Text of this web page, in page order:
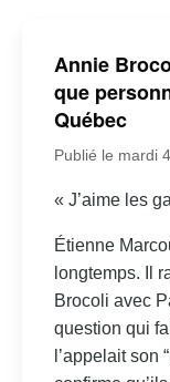
Annie
que
Québec
Publié le mardi
« J’aime les
Étienne
longtemps. Il
Brocoli avec
question qui
l’appelait son